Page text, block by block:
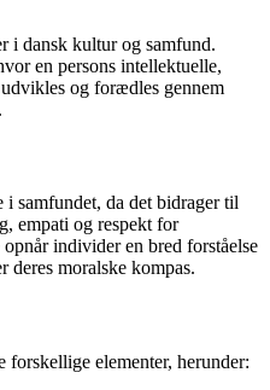
i dansk kultur og samfund.
en persons intellektuelle,
og forædles gennem
samfundet, da det bidrager til
empati og respekt for
individer en bred forståelse
moralske kompas.
forskellige elementer, herunder: